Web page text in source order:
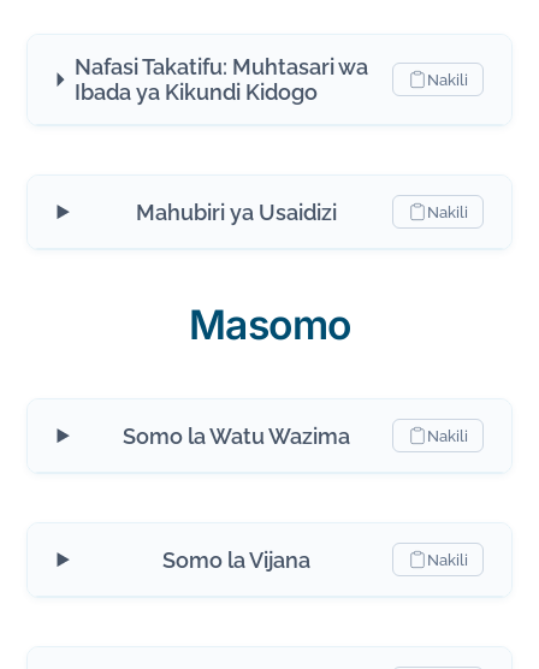
Nafasi Takatifu: Muhtasari wa
Ibada ya Kikundi Kidogo
Nakili
Mahubiri ya Usaidizi Nakili
Masomo
Somo la Watu Wazima Nakili
Somo la Vijana Nakili